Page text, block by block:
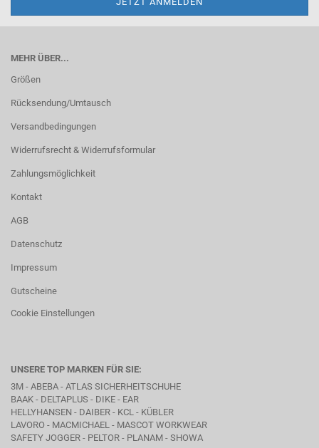
MEHR ÜBER...
Größen
Rücksendung/Umtausch
Versandbedingungen
Widerrufsrecht & Widerrufsformular
Zahlungsmöglichkeit
Kontakt
AGB
Datenschutz
Impressum
Gutscheine
Cookie Einstellungen
UNSERE TOP MARKEN FÜR SIE:
3M - ABEBA - ATLAS SICHERHEITSCHUHE
BAAK - DELTAPLUS - DIKE - EAR
HELLYHANSEN - DAIBER - KCL - KÜBLER
LAVORO - MACMICHAEL - MASCOT WORKWEAR
SAFETY JOGGER - PELTOR - PLANAM - SHOWA